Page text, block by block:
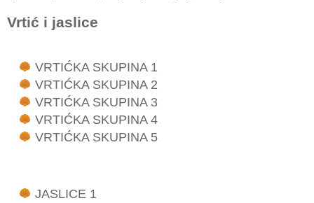
Vrtić i jaslice
VRTIĆKA SKUPINA 1
VRTIĆKA SKUPINA 2
VRTIĆKA SKUPINA 3
VRTIĆKA SKUPINA 4
VRTIĆKA SKUPINA 5
JASLICE 1